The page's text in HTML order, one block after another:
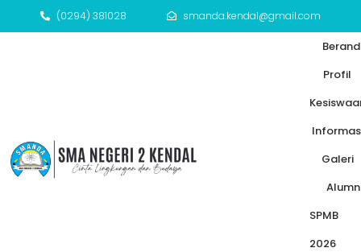
(0294) 381028 smanda.kendal@gmail.com
Profil
Galeri
SPMB
2026